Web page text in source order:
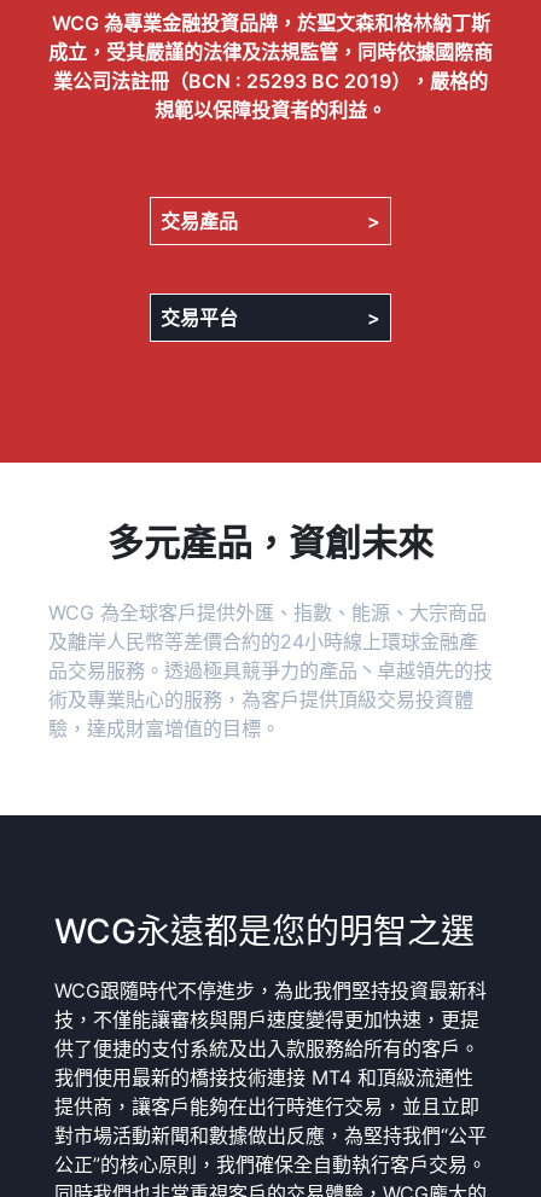
WCG 為專業金融投資品牌，於聖文森和格林納丁斯
成立，受其嚴謹的法律及法規監管，同時依據國際商
業公司法註冊（BCN : 25293 BC 2019），嚴格的
規範以保障投資者的利益。
交易產品 >
交易平台 >
多元產品，資創未來
WCG 為全球客戶提供外匯、指數、能源、大宗商品
及離岸人民幣等差價合約的24小時線上環球金融產
品交易服務。透過極具競爭力的產品丶卓越領先的技
術及專業貼心的服務，為客戶提供頂級交易投資體
驗，達成財富增值的目標。
WCG永遠都是您的明智之選
WCG跟隨時代不停進步，為此我們堅持投資最新科
技，不僅能讓審核與開戶速度變得更加快速，更提
供了便捷的支付系統及出入款服務給所有的客戶。
我們使用最新的橋接技術連接 MT4 和頂級流通性
提供商，讓客戶能夠在出行時進行交易，並且立即
對市場活動新聞和數據做出反應，為堅持我們“公平
公正”的核心原則，我們確保全自動執行客戶交易。